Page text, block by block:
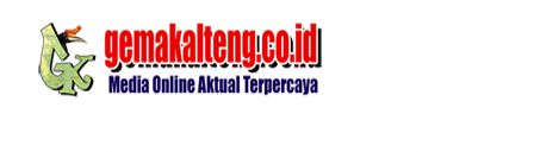
content